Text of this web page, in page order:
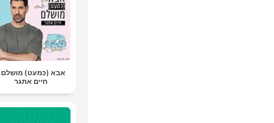
אבא (כמעט) מושלם |
חיים אתגר